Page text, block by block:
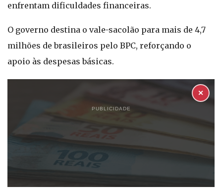
enfrentam dificuldades financeiras.
O governo destina o vale-sacolão para mais de 4,7
milhões de brasileiros pelo BPC, reforçando o
apoio às despesas básicas.
PUBLICIDADE
✕